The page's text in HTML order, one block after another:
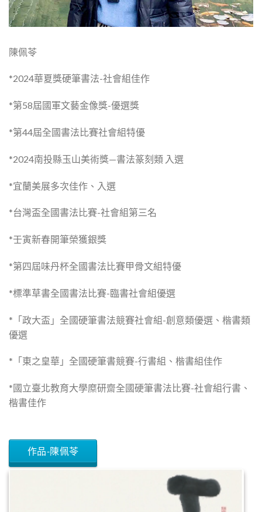
陳佩苓
*2024華夏獎硬筆書法-社會組佳作
*第58屆國軍文藝金像獎-優選獎
*第44屆全國書法比賽社會組特優
*2024南投縣玉山美術獎—書法篆刻類 入選
*宜蘭美展多次佳作、入選
*台灣盃全國書法比賽-社會組第三名
*壬寅新春開筆榮獲銀獎
*第四屆味丹杯全國書法比賽甲骨文組特優
*標準草書全國書法比賽-臨書社會組優選
*「政大盃」全國硬筆書法競賽社會組-創意類優選、楷書類
優選
*「東之皇華」全國硬筆書競賽-行書組、楷書組佳作
*國立臺北教育大學糜研齋全國硬筆書法比賽-社會組行書、
楷書佳作
作品-陳佩苓